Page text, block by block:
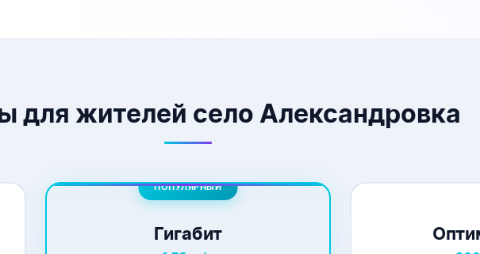
для жителей село Александровка
ПОПУЛЯРНЫЙ
Гигабит